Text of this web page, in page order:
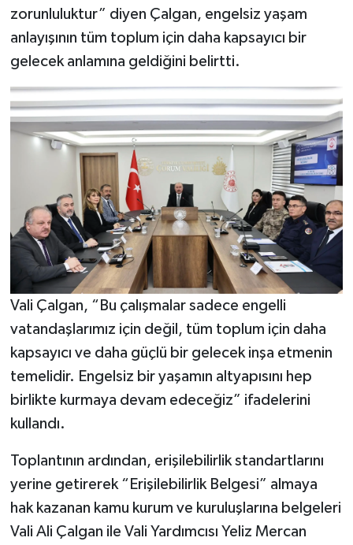
zorunluluktur” diyen Çalgan, engelsiz yaşam
anlayışının tüm toplum için daha kapsayıcı bir
gelecek anlamına geldiğini belirtti.
Vali Çalgan, “Bu çalışmalar sadece engelli
vatandaşlarımız için değil, tüm toplum için daha
kapsayıcı ve daha güçlü bir gelecek inşa etmenin
temelidir. Engelsiz bir yaşamın altyapısını hep
birlikte kurmaya devam edeceğiz” ifadelerini
kullandı.
Toplantının ardından, erişilebilirlik standartlarını
yerine getirerek “Erişilebilirlik Belgesi” almaya
hak kazanan kamu kurum ve kuruluşlarına belgeleri
Vali Ali Çalgan ile Vali Yardımcısı Yeliz Mercan